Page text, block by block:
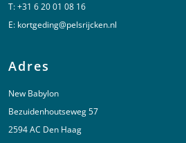
T:+31 6 20 01 08 16
E: kortgeding@pelsrijcken.nl
Adres
New Babylon
Bezuidenhoutseweg 57
2594 AC Den Haag